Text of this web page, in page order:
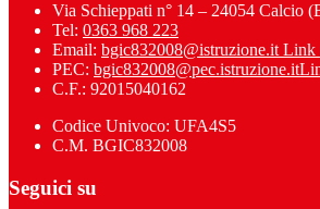
Via Schieppati n° 14 – 24054 Calcio
Tel: 0363 968 223
Email: bgic832008@istruzione.it Link
PEC: bgic832008@pec.istruzione.it
C.F.: 92015040162
Codice Univoco: UFA4S5
C.M. BGIC832008
Seguici su